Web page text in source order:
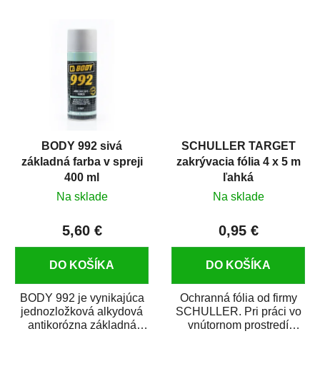
BODY 992 sivá
základná farba v spreji
400 ml
Na sklade
5,60 €
DO KOŠÍKA
BODY 992 je vynikajúca
jednozložková alkydová
antikorózna základná
SCHULLER TARGET
zakrývacia fólia 4 x 5 m
ľahká
Na sklade
0,95 €
DO KOŠÍKA
Ochranná fólia od firmy
SCHULLER. Pri práci vo
vnútornom prostredí